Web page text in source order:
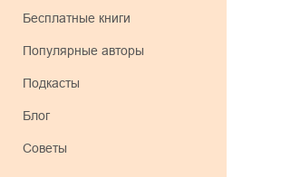
Бесплатные книги
Популярные авторы
Подкасты
Блог
Советы